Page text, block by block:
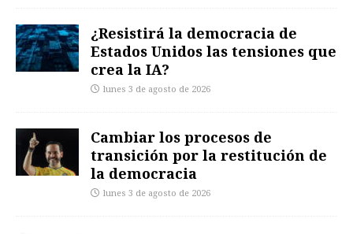
¿Resistirá la democracia de
Estados Unidos las tensiones que
crea la IA?
lunes 3 de agosto de 2026
Cambiar los procesos de
transición por la restitución de
la democracia
lunes 3 de agosto de 2026